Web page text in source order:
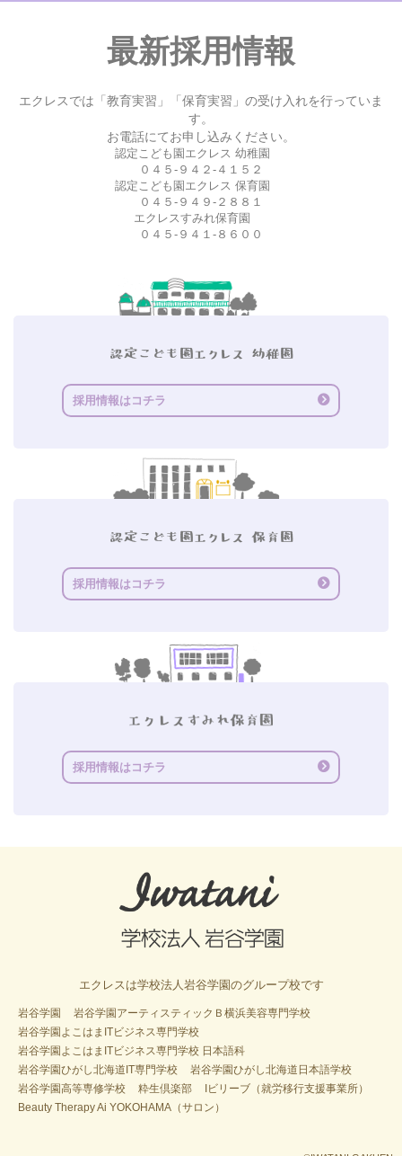
最新採用情報
エクレスでは「教育実習」「保育実習」の受け入れを行っていま
す。
お電話にてお申し込みください。
認定こども園エクレス 幼稚園
０４５-９４２-４１５２
認定こども園エクレス 保育園
０４５-９４９-２８８１
エクレスすみれ保育園
０４５-９４１-８６００
採用情報はコチラ
採用情報はコチラ
採用情報はコチラ
エクレスは学校法人岩谷学園のグループ校です
岩谷学園
岩谷学園アーティスティックＢ横浜美容専門学校
岩谷学園よこはまITビジネス専門学校
岩谷学園よこはまITビジネス専門学校 日本語科
岩谷学園ひがし北海道IT専門学校
岩谷学園ひがし北海道日本語学校
岩谷学園高等専修学校
粋生倶楽部
Iビリーブ（就労移行支援事業所）
Beauty Therapy Ai YOKOHAMA（サロン）